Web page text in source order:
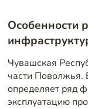
Особенности
Чувашская
части Поволжья.
определяет ряд
эксплуатацию